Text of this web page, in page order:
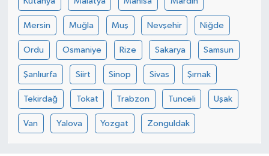
Mersin Muğla Muş Nevşehir Niğde
Ordu Osmaniye Rize Sakarya Samsun
Şanlıurfa Siirt Sinop Sivas Şırnak
Tekirdağ Tokat Trabzon Tunceli Uşak
Van Yalova Yozgat Zonguldak